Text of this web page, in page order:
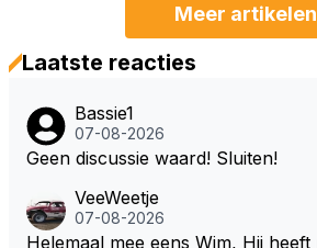
Meer artikelen
Laatste reacties
Bassie1
07-08-2026
Geen discussie waard! Sluiten!
VeeWeetje
07-08-2026
Helemaal mee eens Wim, Hij heeft net als Olav Mol s